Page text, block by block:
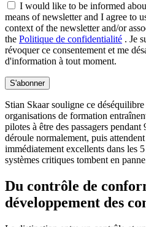
I would like to be informed
means of newsletter and I agree to
context of the newsletter and/or
the Politique de confidentialité . Je
révoquer ce consentement et me
d'information à tout moment.
S'abonner
Stian Skaar souligne ce
organisations de formation
pilotes à être des passagers
déroule normalement, puis
immédiatement excellents dans les
systèmes critiques tombent en
Du contrôle de
développement des